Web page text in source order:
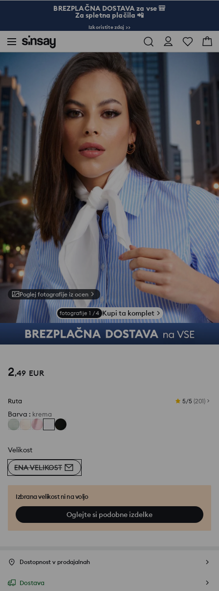
BREZPLAČNA DOSTAVA za vse 🎒
Za spletna plačila 📲
Izkoristite zdaj >>
Torbe in dodatki Ruta
Poglej fotografije iz ocen
fotografije 1 /4 Kupi ta komplet
2,49 EUR
Ruta 5/5 (201)
Barva : krema
Velikost
ENA VELIKOST
Izbrana velikost ni na voljo
Oglejte si podobne izdelke
Dostopnost v prodajalnah
Dostava